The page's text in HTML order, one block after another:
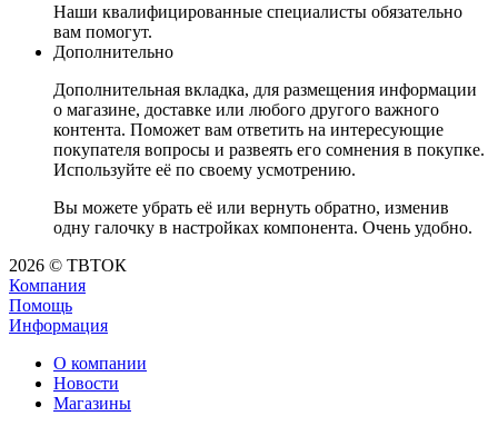
Наши квалифицированные специалисты обязательно
вам помогут.
Дополнительно
Дополнительная вкладка, для размещения информации
о магазине, доставке или любого другого важного
контента. Поможет вам ответить на интересующие
покупателя вопросы и развеять его сомнения в покупке.
Используйте её по своему усмотрению.
Вы можете убрать её или вернуть обратно, изменив
одну галочку в настройках компонента. Очень удобно.
2026 © ТВТОК
Компания
Помощь
Информация
О компании
Новости
Магазины